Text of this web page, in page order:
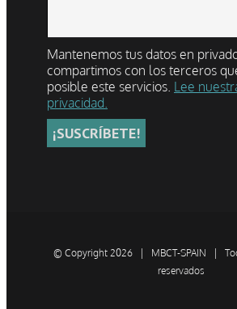
Mantenemos tus datos en
compartimos con los terceros
posible este servicios. Lee
privacidad.
© Copyright 2026 | MBCT-SPAIN |
reservados